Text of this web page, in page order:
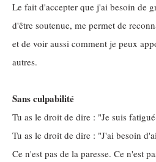
Le fait d'accepter que j'ai besoin de
d'être soutenue, me permet de
et de voir aussi comment je peux
autres.
Sans culpabilité
Tu as le droit de dire : "Je suis
Tu as le droit de dire : "J'ai besoin
Ce n'est pas de la paresse. Ce n'est